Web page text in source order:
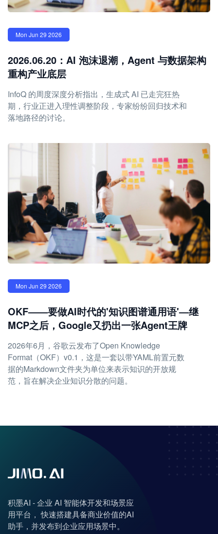
Mon Jun 29 2026
2026.06.20：AI 泡沫退潮，Agent 与数据架构
重构产业底层
InfoQ 的周度深度分析指出，生成式 AI 已走完狂热
期，行业正进入理性调整阶段，专家纷纷回归技术和
落地路径的讨论。
Mon Jun 29 2026
OKF——要做AI时代的'知识图谱通用语'—继
MCP之后，Google又扔出一张Agent王牌
2026年6月，谷歌云发布了Open Knowledge
Format（OKF）v0.1，这是一套以带YAML前置元数
据的Markdown文件夹为单位来表示知识的开放规
范，旨在解决企业知识分散的问题。
积墨AI - 企业 AI 智能体开发和场景应
用平台， 快速搭建具备商业价值的AI
助手，并发布到企业应用场景中。